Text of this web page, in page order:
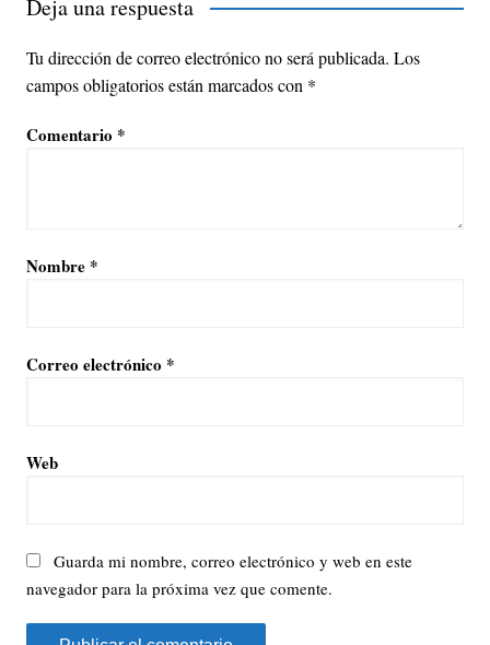
Deja una respuesta
Tu dirección de correo electrónico no será publicada. Los
campos obligatorios están marcados con *
Comentario *
Nombre *
Correo electrónico *
Web
Guarda mi nombre, correo electrónico y web en este
navegador para la próxima vez que comente.